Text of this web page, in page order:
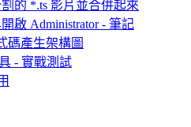
的 *.ts 影片並合併起來
啟 Administrator - 筆記
碼產生架構圖
- 實戰測試